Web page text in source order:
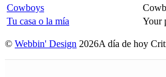
Cowboys
Tu casa o la mía
Your
© Webbin' Design 2026A día de hoy